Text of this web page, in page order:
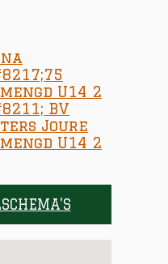
U14 2
BV
Joure
U14 2